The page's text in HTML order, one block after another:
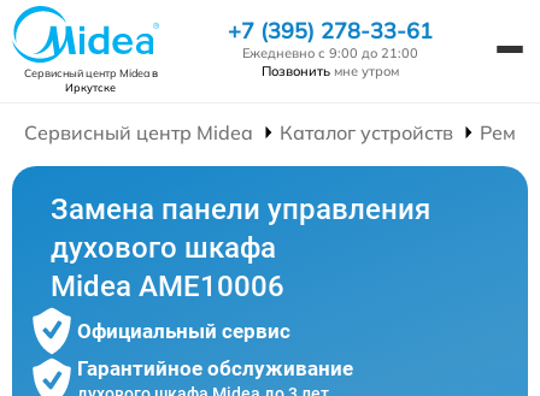
Сервисный центр Mideaв
Иркутске
+7 (395) 278-33-61
Ежедневно с 9:00 до 21:00
Позвонить мне утром
Сервисный центр Midea Каталог устройств
Замена панели управления
духового шкафа
Midea AME10006
Официальный сервис
Гарантийное обслуживание